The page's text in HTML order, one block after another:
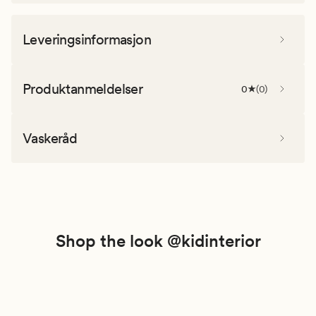
Leveringsinformasjon
Produktanmeldelser 0 (0)
Vaskeråd
Shop the look @kidinterior